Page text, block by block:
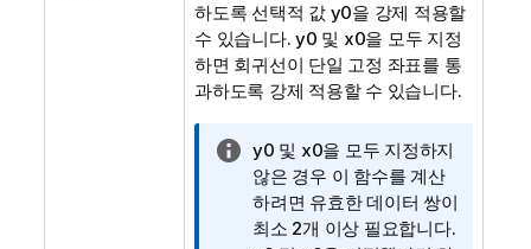
하도록 선택적 값 y0을 강제 적용할
수 있습니다. y0 및 x0을 모두 지정
하면 회귀선이 단일 고정 좌표를 통
과하도록 강제 적용할 수 있습니다.
정
보
메
모
y0 및 x0을 모두 지정하지
않은 경우 이 함수를 계산
하려면 유효한 데이터 쌍이
최소 2개 이상 필요합니다.